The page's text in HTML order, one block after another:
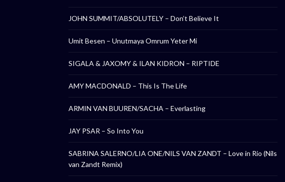
JOHN SUMMIT/ABSOLUTELY – Don’t Believe It
Umit Besen – Unutmaya Omrum Yeter Mi
SIGALA & JAXOMY & ILAN KIDRON – RIPTIDE
AMY MACDONALD – This Is The Life
ARMIN VAN BUUREN/SACHA – Everlasting
JAY PSAR – So Into You
SABRINA SALERNO/LIA ONE/NILS VAN ZANDT – Love in Rio (Nils
van Zandt Remix)